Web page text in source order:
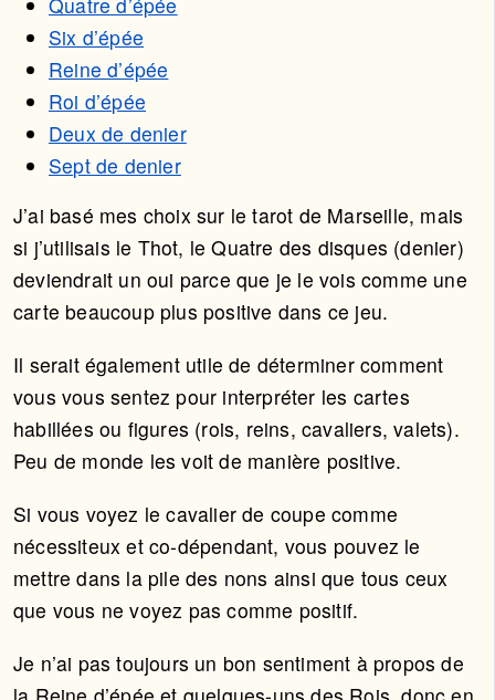
Six d’épée
Reine d’épée
Roi d’épée
Deux de denier
Sept de denier
J’ai basé mes choix sur le tarot de Marseille, mais
si j’utilisais le Thot, le Quatre des disques (denier)
deviendrait un oui parce que je le vois comme une
carte beaucoup plus positive dans ce jeu.
Il serait également utile de déterminer comment
vous vous sentez pour interpréter les cartes
habillées ou figures (rois, reins, cavaliers, valets).
Peu de monde les voit de manière positive.
Si vous voyez le cavalier de coupe comme
nécessiteux et co-dépendant, vous pouvez le
mettre dans la pile des nons ainsi que tous ceux
que vous ne voyez pas comme positif.
Je n’ai pas toujours un bon sentiment à propos de